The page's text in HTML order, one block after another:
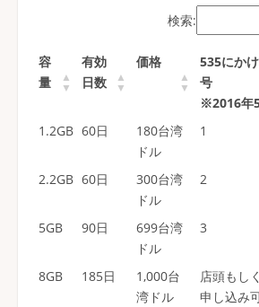
検索:
容
量
有効
日数
価格
535にか
号
※2016年
1.2GB 60日
180台湾
ドル
1
2.2GB 60日
300台湾
ドル
2
5GB 90日
699台湾
ドル
3
8GB 185日
1,000台
湾ドル
店頭もし
申し込み